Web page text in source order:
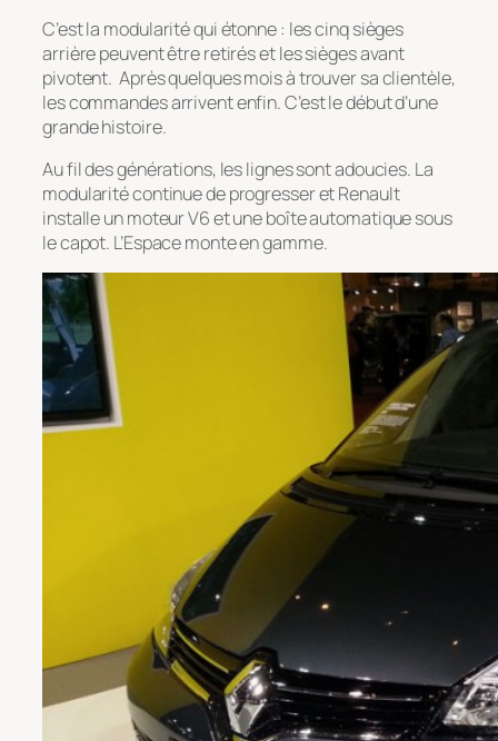
C’est la modularité qui étonne : les cinq sièges
arrière peuvent être retirés et les sièges avant
pivotent. Après quelques mois à trouver sa clientèle,
les commandes arrivent enfin. C’est le début d’une
grande histoire.
Au fil des générations, les lignes sont adoucies. La
modularité continue de progresser et Renault
installe un moteur V6 et une boîte automatique sous
le capot. L’Espace monte en gamme.